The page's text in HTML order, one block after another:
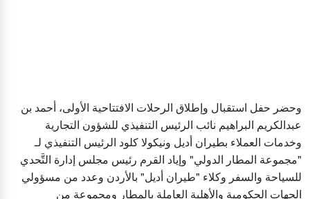
وحضر حفل استقبال وإطلاق الرحلات الافتتاحية الأولى، أحمد بن
عبدالكريم البراهيم نائب الرئيس التنفيذي للشؤون التجارية
وخدمات العملاء بطيران أديل ونيكولا كلود الرئيس التنفيذي لـ
"مجموعة المطار الدولي" وإياد القرم رئيس مجلس إدارة التَّحدي
للسياحة والسفر وكلاء "طيران أديل" بالأردن وعدد من مسؤولي
الجهات الحكومية والأهلية العاملة بالمطار ومجموعة من